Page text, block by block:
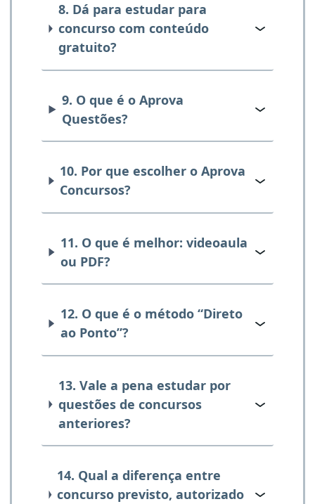
8. Dá para estudar para
concurso com conteúdo
gratuito?
9. O que é o Aprova
Questões?
10. Por que escolher o Aprova
Concursos?
11. O que é melhor: videoaula
ou PDF?
12. O que é o método “Direto
ao Ponto”?
13. Vale a pena estudar por
questões de concursos
anteriores?
14. Qual a diferença entre
concurso previsto, autorizado